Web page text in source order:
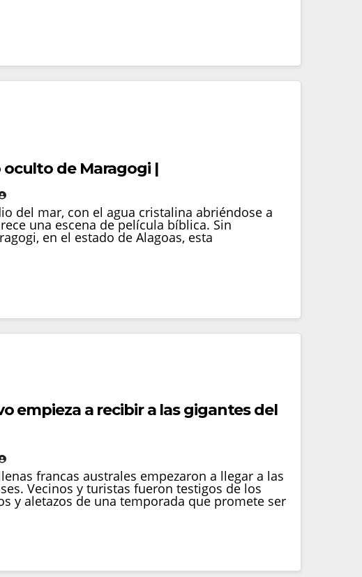
de Maragogi |
del mar, con el agua cristalina abriéndose a
una escena de película bíblica. Sin
en el estado de Alagoas, esta
empieza a recibir a las gigantes del
francas australes empezaron a llegar a las
Vecinos y turistas fueron testigos de los
y aletazos de una temporada que promete ser